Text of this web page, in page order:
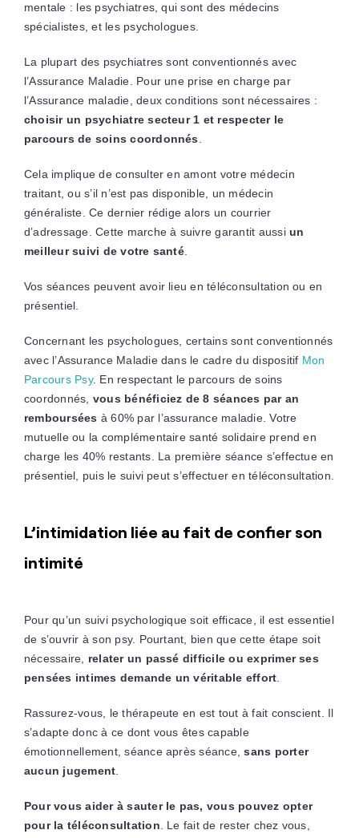
mentale : les psychiatres, qui sont des médecins
spécialistes, et les psychologues.
La plupart des psychiatres sont conventionnés avec
l’Assurance Maladie. Pour une prise en charge par
l’Assurance maladie, deux conditions sont nécessaires :
choisir un psychiatre secteur 1 et respecter le
parcours de soins coordonnés.
Cela implique de consulter en amont votre médecin
traitant, ou s’il n’est pas disponible, un médecin
généraliste. Ce dernier rédige alors un courrier
d’adressage. Cette marche à suivre garantit aussi un
meilleur suivi de votre santé.
Vos séances peuvent avoir lieu en téléconsultation ou en
présentiel.
Concernant les psychologues, certains sont conventionnés
avec l’Assurance Maladie dans le cadre du dispositif Mon
Parcours Psy. En respectant le parcours de soins
coordonnés, vous bénéficiez de 8 séances par an
remboursées à 60% par l’assurance maladie. Votre
mutuelle ou la complémentaire santé solidaire prend en
charge les 40% restants. La première séance s’effectue en
présentiel, puis le suivi peut s’effectuer en téléconsultation.
L’intimidation liée au fait de confier son
intimité
Pour qu’un suivi psychologique soit efficace, il est essentiel
de s’ouvrir à son psy. Pourtant, bien que cette étape soit
nécessaire, relater un passé difficile ou exprimer ses
pensées intimes demande un véritable effort.
Rassurez-vous, le thérapeute en est tout à fait conscient. Il
s’adapte donc à ce dont vous êtes capable
émotionnellement, séance après séance,sans porter
aucun jugement.
Pour vous aider à sauter le pas, vous pouvez opter
pour la téléconsultation. Le fait de rester chez vous,